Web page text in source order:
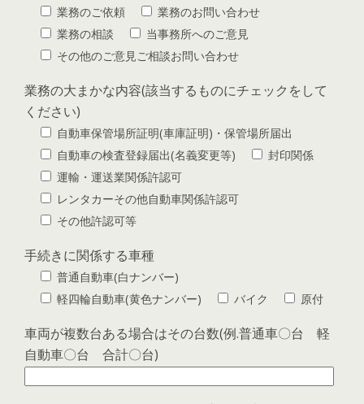
業務のご依頼
業務のお問い合わせ
業務の相談
当事務所へのご意見
その他のご意見ご相談お問い合わせ
業務の大まかな内容(該当するものにチェックをして
ください)
自動車保管場所証明(車庫証明)・保管場所届出
自動車の検査登録届出(名義変更等)
封印関係
運輸・運送業関係許認可
レンタカーその他自動車関係許認可
その他許認可等
手続きに関係する車種
普通自動車(白ナンバー)
軽四輪自動車(黄色ナンバー)
バイク 原付
車両が複数台ある場合はその台数(例.普通車〇台 軽
自動車〇台 合計〇台)